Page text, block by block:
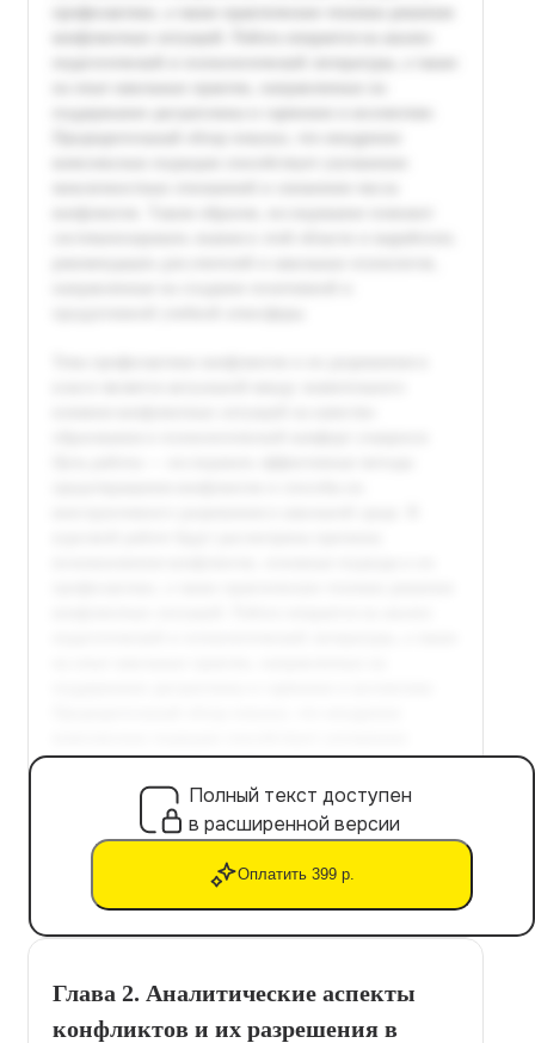
Полный текст доступен
в расширенной версии
Оплатить 399 р.
Глава 2. Аналитические аспекты
конфликтов и их разрешения в